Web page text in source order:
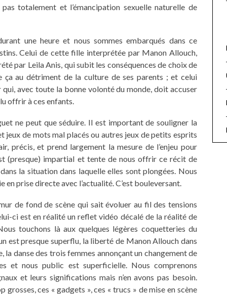
totalement et l’émancipation sexuelle naturelle de
une heure et nous sommes embarqués dans ce
Celui de cette fille interprétée par Manon Allouch,
par Leila Anis, qui subit les conséquences de choix de
au détriment de la culture de ses parents ; et celui
avec toute la bonne volonté du monde, doit accuser
offrir à ces enfants.
ne peut que séduire. Il est important de souligner la
jeux de mots mal placés ou autres jeux de petits esprits
précis, et prend largement la mesure de l’enjeu pour
(presque) impartial et tente de nous offrir ce récit de
la situation dans laquelle elles sont plongées. Nous
prise directe avec l’actualité. C’est bouleversant.
de fond de scène qui sait évoluer au fil des tensions
ci est en réalité un reflet vidéo décalé de la réalité de
touchons là aux quelques légères coquetteries du
est presque superflu, la liberté de Manon Allouch dans
la danse des trois femmes annonçant un changement de
et nous public est superficielle. Nous comprenons
et leurs significations mais n’en avons pas besoin.
ces « gadgets », ces « trucs » de mise en scène